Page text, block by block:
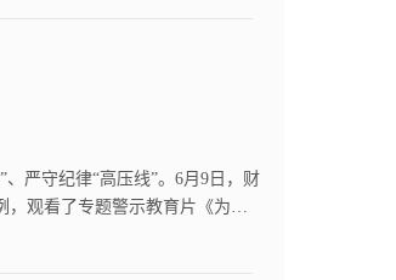
严守纪律“高压线”。6月9日，财
，观看了专题警示教育片《为民